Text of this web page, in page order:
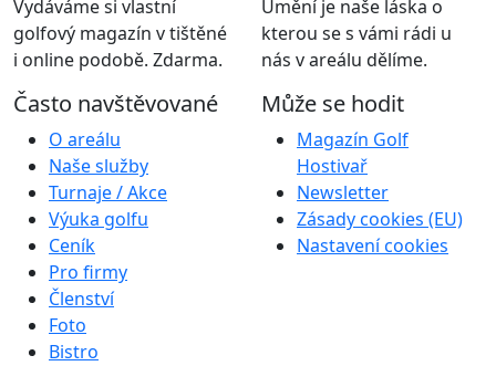
Vydáváme si vlastní
golfový magazín v tištěné
i online podobě. Zdarma.
Umění je naše láska o
kterou se s vámi rádi u
nás v areálu dělíme.
Často navštěvované
O areálu
Naše služby
Turnaje / Akce
Výuka golfu
Ceník
Pro firmy
Členství
Foto
Bistro
Může se hodit
Magazín Golf
Hostivař
Newsletter
Zásady cookies (EU)
Nastavení cookies